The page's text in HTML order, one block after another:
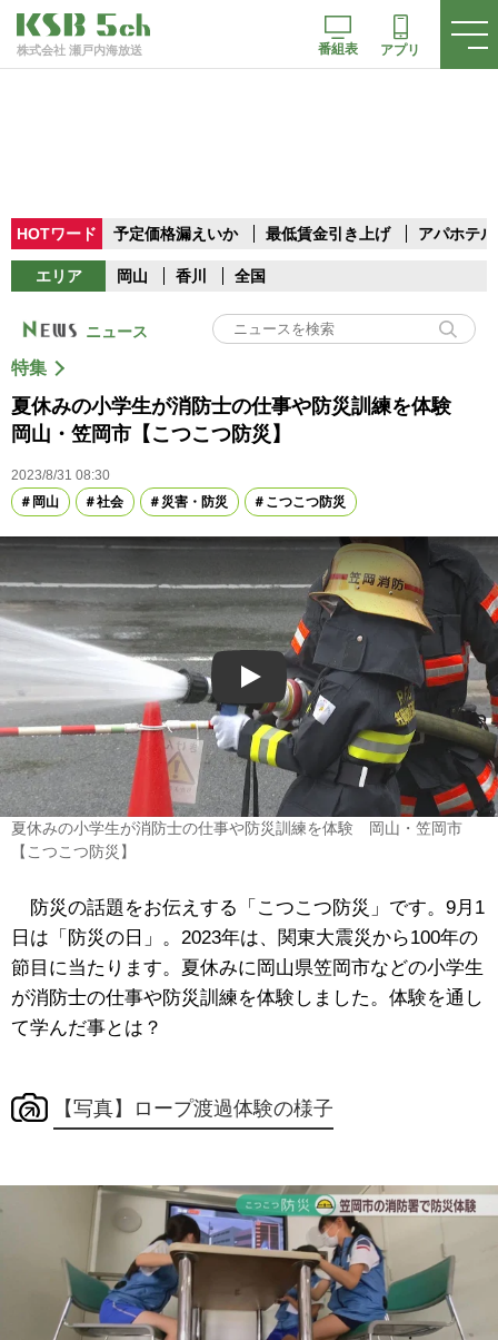
株式会社 瀬戸内海放送 番組表 アプリ
HOTワード 予定価格漏えいか 最低賃金引き上げ アパホテル
エリア 岡山 香川 全国
ニュース
特集
夏休みの小学生が消防士の仕事や防災訓練を体験
岡山・笠岡市【こつこつ防災】
2023/8/31 08:30
岡山
社会 災害・防災 こつこつ防災
Play
夏休みの小学生が消防士の仕事や防災訓練を体験 岡山・笠岡市
【こつこつ防災】
防災の話題をお伝えする「こつこつ防災」です。9月1
日は「防災の日」。2023年は、関東大震災から100年の
節目に当たります。夏休みに岡山県笠岡市などの小学生
が消防士の仕事や防災訓練を体験しました。体験を通し
て学んだ事とは？
【写真】ロープ渡過体験の様子